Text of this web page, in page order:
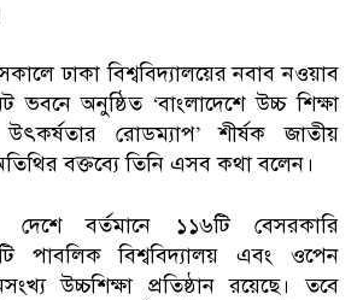
ঢাকা বিশ্ববিদ্যালয়ের নবাব নওয়াব
অনুষ্ঠিত ‘বাংলাদেশে উচ্চ শিক্ষা
রোডম্যাপ’ শীর্ষক জাতীয়
বক্তব্যে তিনি এসব কথা বলেন।
দেশে বর্তমানে ১১৬টি বেসরকারি
পাবলিক বিশ্ববিদ্যালয় এবং ওপেন
উচ্চশিক্ষা প্রতিষ্ঠান রয়েছে। তবে